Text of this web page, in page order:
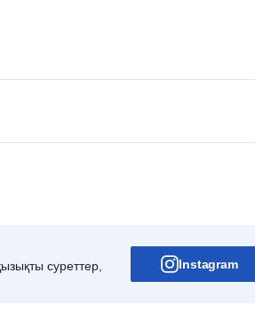
суреттер,
Instagram